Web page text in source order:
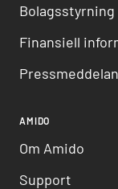
Bolagsstyrning
Finansiell
AMIDO
Om Amido
Support